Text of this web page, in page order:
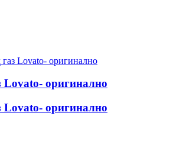
Lovato- оригинално
Lovato- оригинално